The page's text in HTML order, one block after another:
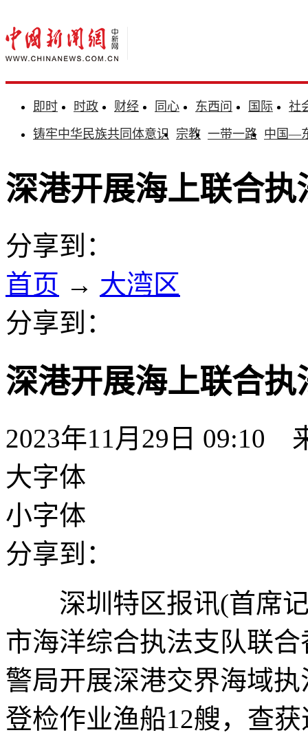
即时 时政 财经 同心 东西问 国际
社
铸牢中华民族共同体意识 宗教 一带一路 中国—
深港开展海上联合执
分享到：
首页 → 大湾区
分享到：
深港开展海上联合执
2023年11月29日 09:10
大字体
小字体
分享到：
深圳特区报讯(首席记
市海洋综合执法支队联
警局开展深港交界海域
登检作业渔船12艘，查